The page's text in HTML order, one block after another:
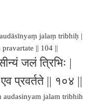
jalaṃ tribhiḥ |
|| 104 ||
जलं त्रिभिः |
प्रवर्तते || १०४ ||
audasinyam jalam tribhih